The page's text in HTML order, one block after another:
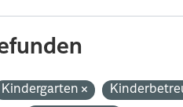
Kindergarten